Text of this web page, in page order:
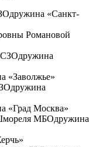
дружина «Санкт-
Романовой
СЗОдружина
«Заволжье»
дружина
«Град Москва»
МБОдружина